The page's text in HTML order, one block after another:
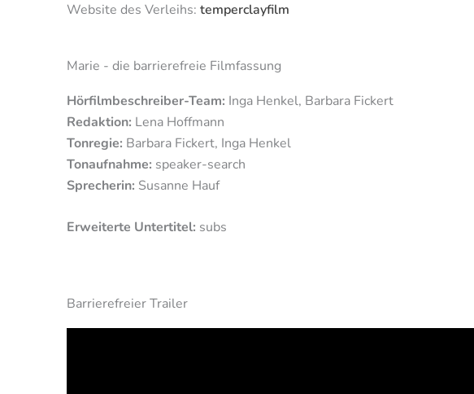
Website des Verleihs: temperclayfilm
Marie - die barrierefreie Filmfassung
Hörfilmbeschreiber-Team: Inga Henkel, Barbara Fickert
Redaktion: Lena Hoffmann
Tonregie: Barbara Fickert, Inga Henkel
Tonaufnahme: speaker-search
Sprecherin: Susanne Hauf
Erweiterte Untertitel: subs
Barrierefreier Trailer